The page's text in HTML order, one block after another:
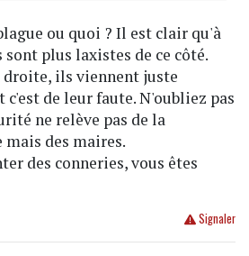
ou quoi ? Il est clair qu'à
sont plus laxistes de ce côté.
droite, ils viennent juste
c'est de leur faute. N'oubliez pas
ne relève pas de la
des maires.
des conneries, vous êtes
Signaler